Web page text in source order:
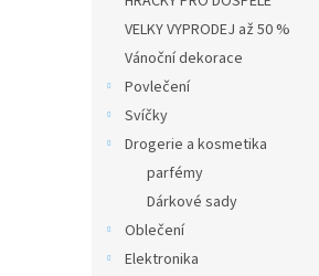
VELKY VYPRODEJ až 50 %
Vánoční dekorace
Povlečení
Svíčky
Drogerie a kosmetika
parfémy
Dárkové sady
Oblečení
Elektronika